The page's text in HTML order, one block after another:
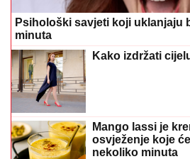
Psihološki savjeti koji uklanjaju
minuta
Kako izdržati
Mango lassi je
osvježenje koje
nekoliko minuta